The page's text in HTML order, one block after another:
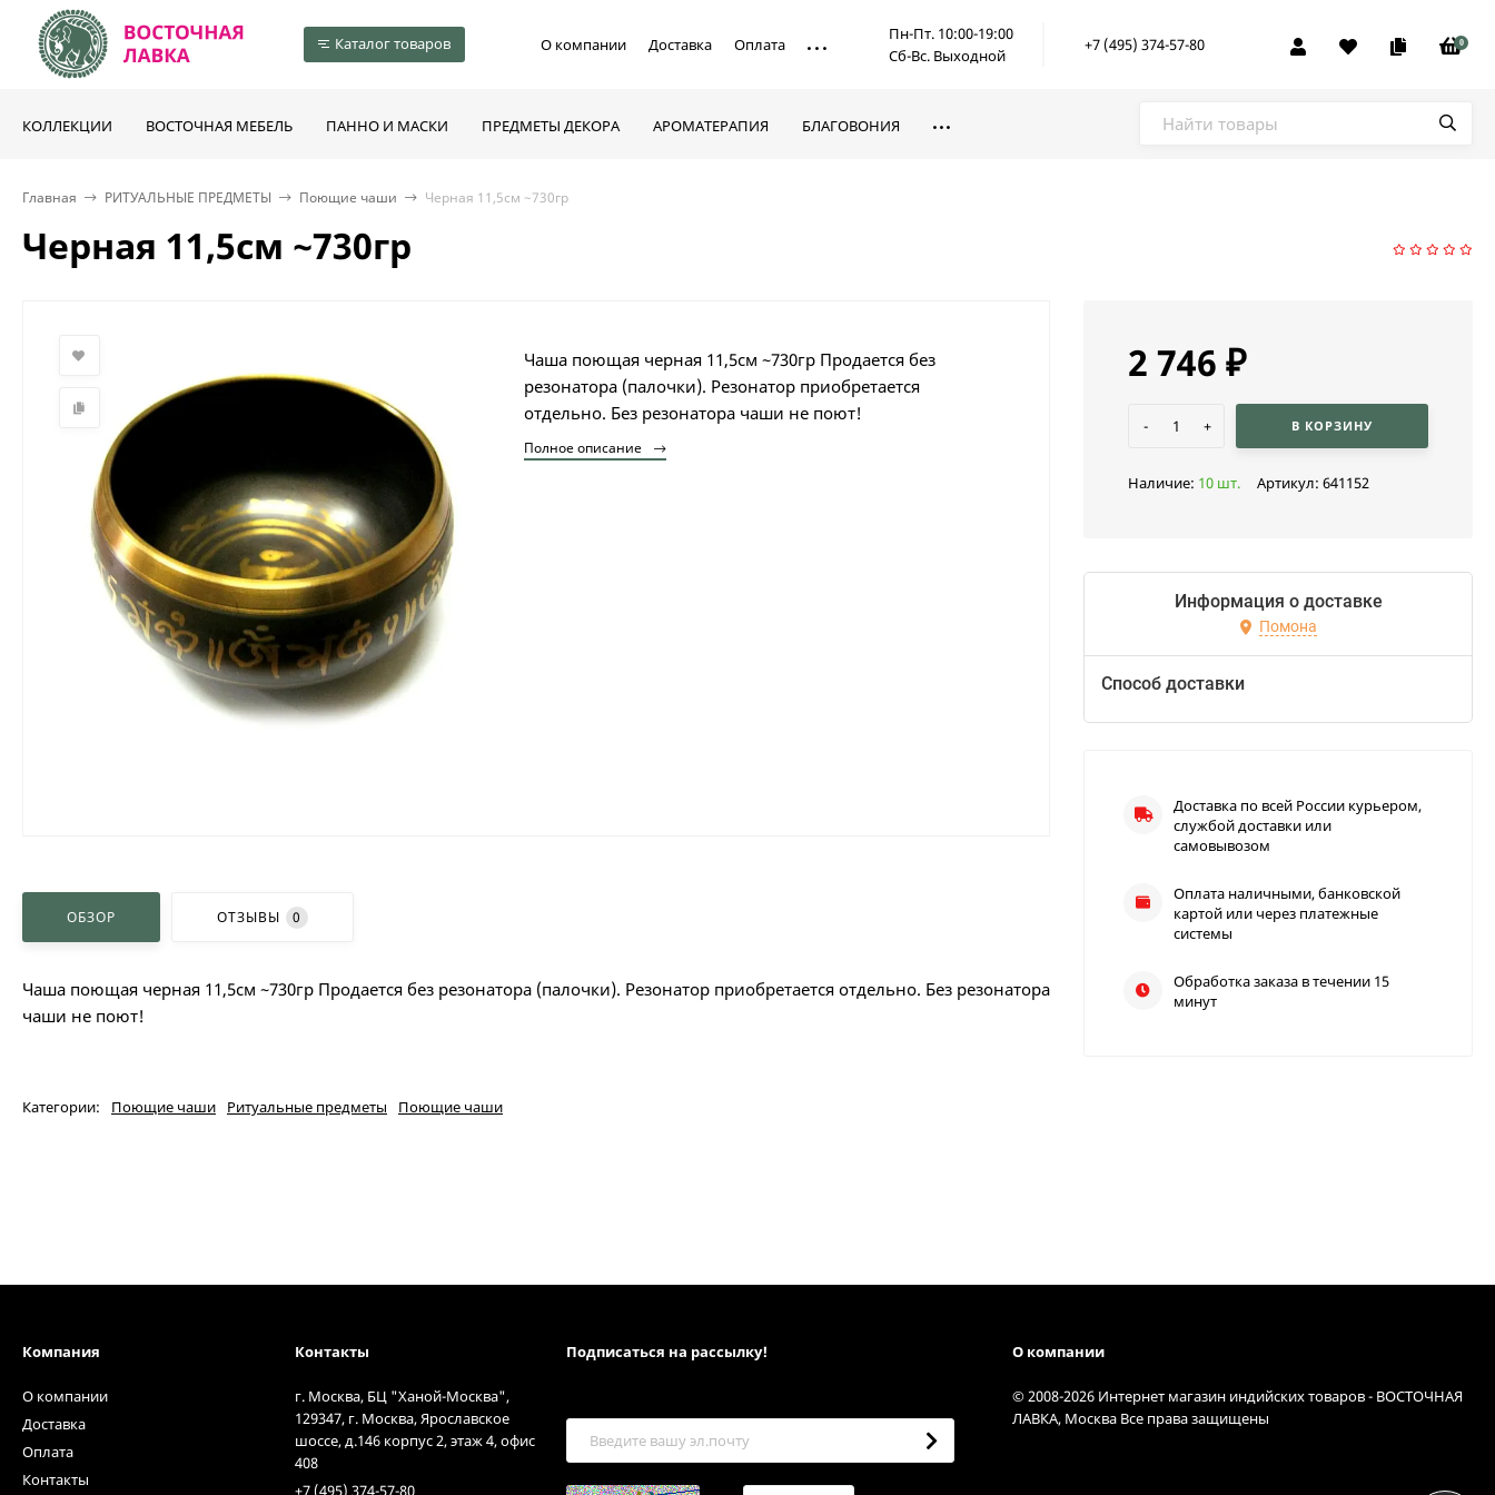
Каталог товаров О компании Доставка Оплата
Пн-Пт. 10:00-19:00
Сб-Вс. Выходной
+7 (495) 374-57-80 0
КОЛЛЕКЦИИ ВОСТОЧНАЯ МЕБЕЛЬ ПАННО И МАСКИ ПРЕДМЕТЫ ДЕКОРА АРОМАТЕРАПИЯ БЛАГОВОНИЯ
Главная РИТУАЛЬНЫЕ ПРЕДМЕТЫ Поющие чаши Черная 11,5см ~730гр
Черная 11,5см ~730гр
Чаша поющая черная 11,5см ~730гр Продается без
резонатора (палочки). Резонатор приобретается
отдельно. Без резонатора чаши не поют!
Полное описание
ОБЗОР ОТЗЫВЫ 0
Чаша поющая черная 11,5см ~730гр Продается без резонатора (палочки). Резонатор приобретается отдельно. Без резонатора
чаши не поют!
Категории: Поющие чаши Ритуальные предметы Поющие чаши
2 746 ₽
- + В КОРЗИНУ
Наличие: 10 шт. Артикул: 641152
Информация о доставке
Помона
Способ доставки
Доставка по всей России курьером,
службой доставки или
самовывозом
Оплата наличными, банковской
картой или через платежные
системы
Обработка заказа в течении 15
минут
Компания
О компании
Доставка
Оплата
Контакты
Контакты
г. Москва, БЦ "Ханой-Москва",
129347, г. Москва, Ярославское
шоссе, д.146 корпус 2, этаж 4, офис
408
+7 (495) 374-57-80
Подписаться на рассылкy! О компании
© 2008-2026 Интернет магазин индийских товаров - ВОСТОЧНАЯ
ЛАВКА, Москва Все права защищены